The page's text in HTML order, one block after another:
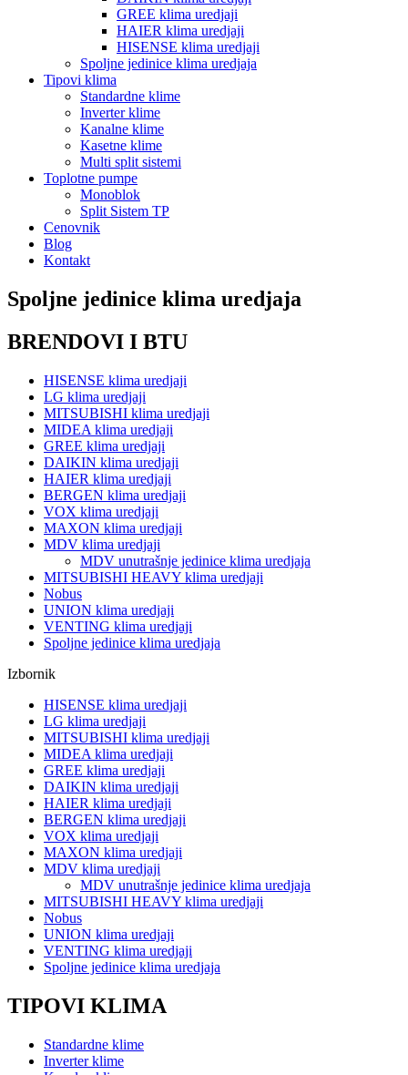
GREE klima uredjaji
HAIER klima uredjaji
HISENSE klima uredjaji
Spoljne jedinice klima uredjaja
Tipovi klima
Standardne klime
Inverter klime
Kanalne klime
Kasetne klime
Multi split sistemi
Toplotne pumpe
Monoblok
Split Sistem TP
Cenovnik
Blog
Kontakt
Spoljne jedinice klima uredjaja
BRENDOVI I BTU
HISENSE klima uredjaji
LG klima uredjaji
MITSUBISHI klima uredjaji
MIDEA klima uredjaji
GREE klima uredjaji
DAIKIN klima uredjaji
HAIER klima uredjaji
BERGEN klima uredjaji
VOX klima uredjaji
MAXON klima uredjaji
MDV klima uredjaji
MDV unutrašnje jedinice klima uredjaja
MITSUBISHI HEAVY klima uredjaji
Nobus
UNION klima uredjaji
VENTING klima uredjaji
Spoljne jedinice klima uredjaja
Izbornik
HISENSE klima uredjaji
LG klima uredjaji
MITSUBISHI klima uredjaji
MIDEA klima uredjaji
GREE klima uredjaji
DAIKIN klima uredjaji
HAIER klima uredjaji
BERGEN klima uredjaji
VOX klima uredjaji
MAXON klima uredjaji
MDV klima uredjaji
MDV unutrašnje jedinice klima uredjaja
MITSUBISHI HEAVY klima uredjaji
Nobus
UNION klima uredjaji
VENTING klima uredjaji
Spoljne jedinice klima uredjaja
TIPOVI KLIMA
Standardne klime
Inverter klime